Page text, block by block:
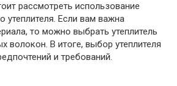
рассмотреть использование
утеплителя. Если вам важна
то можно выбрать утеплитель
волокон. В итоге, выбор утеплителя
и требований.